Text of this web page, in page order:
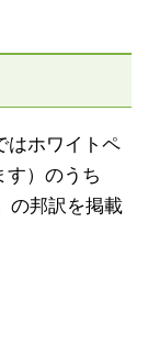
はホワイトペ
す）のうち
の邦訳を掲載